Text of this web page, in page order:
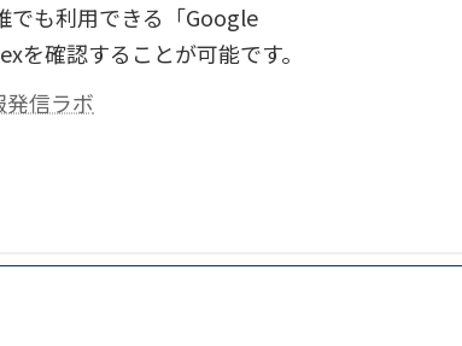
でも利用できる「Google
を確認することが可能です。
発信ラボ